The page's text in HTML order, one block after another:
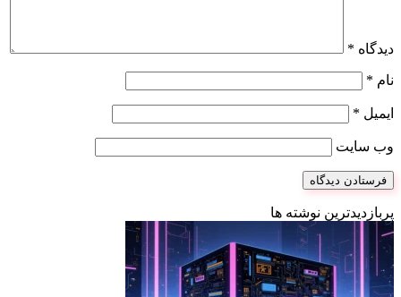
دیدگاه *
نام *
ایمیل *
وب‌ سایت
پربازدیدترین نوشته ها